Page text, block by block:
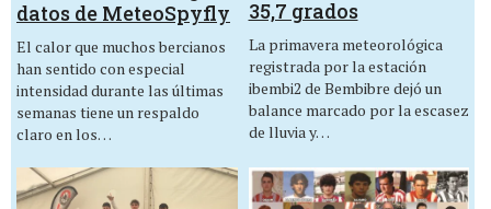
datos de MeteoSpyfly
El calor que muchos bercianos
han sentido con especial
intensidad durante las últimas
semanas tiene un respaldo
claro en los…
35,7 grados
La primavera meteorológica
registrada por la estación
ibembi2 de Bembibre dejó un
balance marcado por la escasez
de lluvia y…